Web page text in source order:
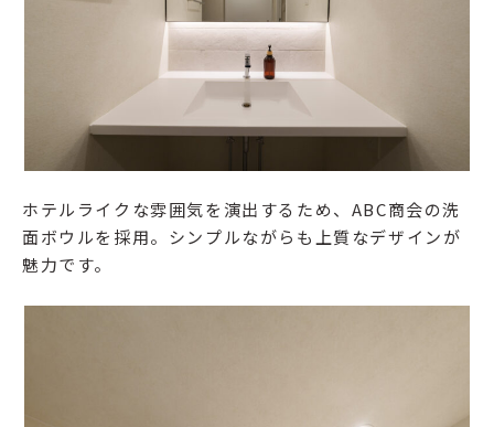
ホテルライクな雰囲気を演出するため、ABC商会の洗
面ボウルを採用。シンプルながらも上質なデザインが
魅力です。